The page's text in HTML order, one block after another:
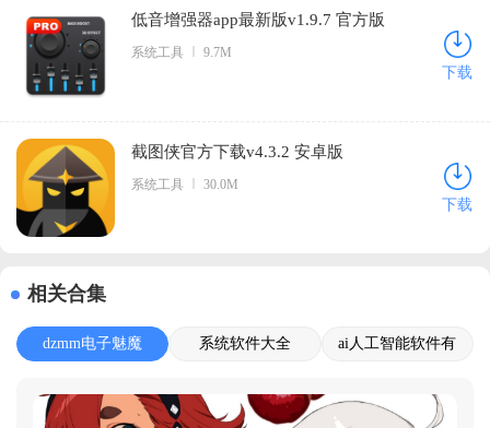
低音增强器app最新版v1.9.7 官方版
系统工具 9.7M
下载
截图侠官方下载v4.3.2 安卓版
系统工具 30.0M
下载
相关合集
dzmm电子魅魔
系统软件大全
ai人工智能软件有